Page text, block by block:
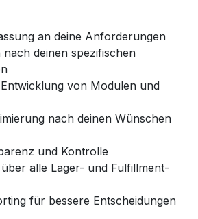
an deine Anforderungen
deinen spezifischen
von Modulen und
nach deinen Wünschen
und Kontrolle
alle Lager- und Fulfillment-
für bessere Entscheidungen